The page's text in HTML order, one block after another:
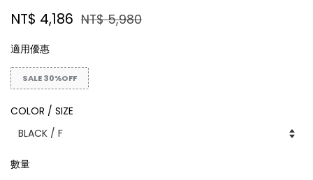
NT$ 4,186 NT$ 5,980
適用優惠
SALE 30%OFF
COLOR / SIZE
數量